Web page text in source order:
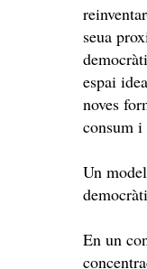
seua
espai
noves
consum i
Un
En un